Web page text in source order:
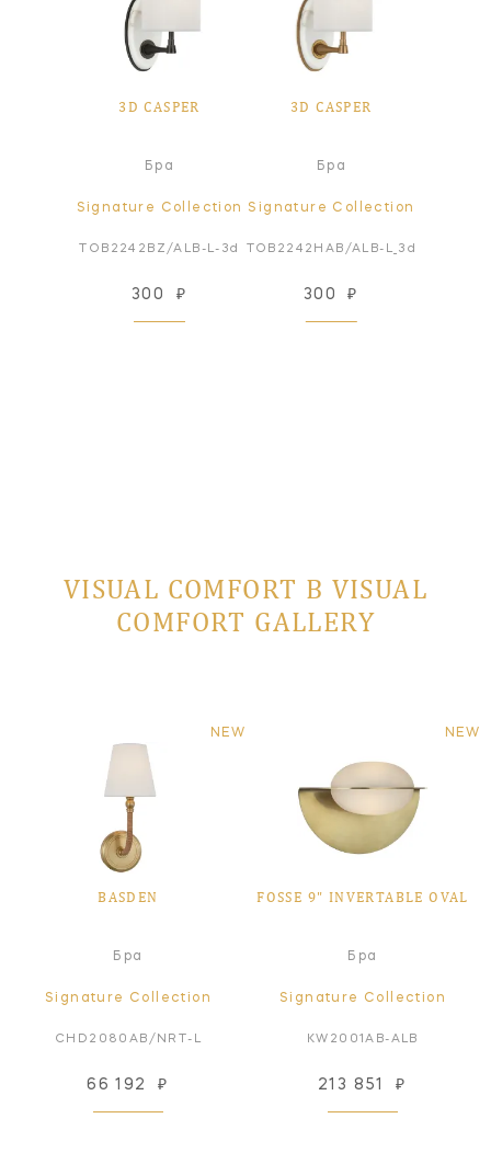
3D CASPER
Бра
Signature Collection
TOB2242BZ/ALB-L-3d
300 ₽
3D CASPER
Бра
Signature Collection
TOB2242HAB/ALB-L_3d
300 ₽
VISUAL COMFORT В VISUAL
COMFORT GALLERY
NEW
BASDEN
Бра
Signature Collection
CHD2080AB/NRT-L
66 192 ₽
NEW
FOSSE 9" INVERTABLE OVAL
Бра
Signature Collection
KW2001AB-ALB
213 851 ₽